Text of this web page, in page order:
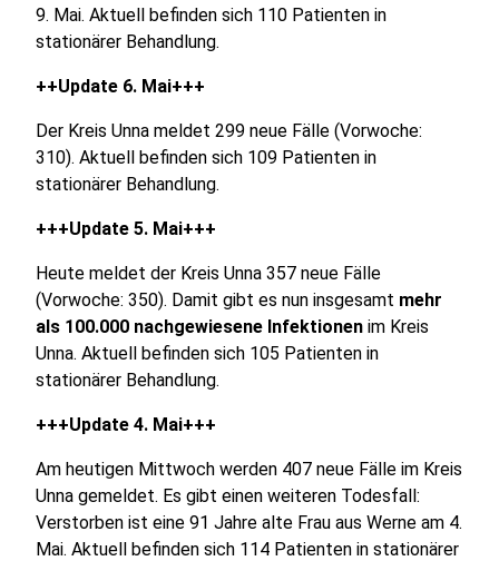
9. Mai. Aktuell befinden sich 110 Patienten in
stationärer Behandlung.
++Update 6. Mai+++
Der Kreis Unna meldet 299 neue Fälle (Vorwoche:
310). Aktuell befinden sich 109 Patienten in
stationärer Behandlung.
+++Update 5. Mai+++
Heute meldet der Kreis Unna 357 neue Fälle
(Vorwoche: 350). Damit gibt es nun insgesamt mehr
als 100.000 nachgewiesene Infektionen im Kreis
Unna. Aktuell befinden sich 105 Patienten in
stationärer Behandlung.
+++Update 4. Mai+++
Am heutigen Mittwoch werden 407 neue Fälle im Kreis
Unna gemeldet. Es gibt einen weiteren Todesfall:
Verstorben ist eine 91 Jahre alte Frau aus Werne am 4.
Mai. Aktuell befinden sich 114 Patienten in stationärer